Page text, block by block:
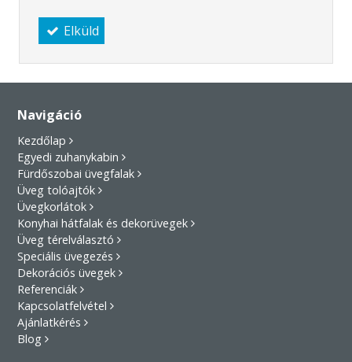
Elküld
Navigáció
Kezdőlap
Egyedi zuhanykabin
Fürdőszobai üvegfalak
Üveg tolóajtók
Üvegkorlátok
Konyhai hátfalak és dekorüvegek
Üveg térelválasztó
Speciális üvegezés
Dekorációs üvegek
Referenciák
Kapcsolatfelvétel
Ajánlatkérés
Blog